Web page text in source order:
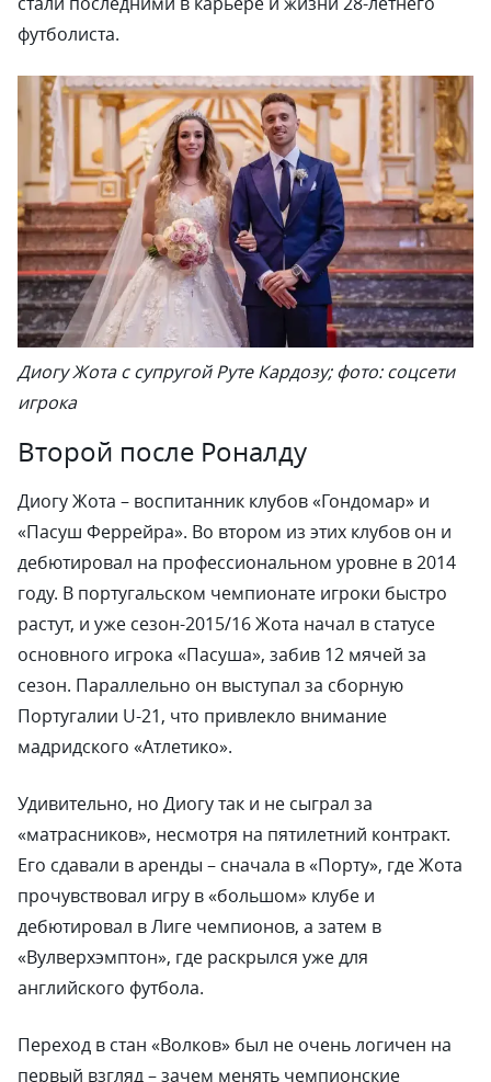
футболиста.
Диогу Жота с супругой Руте Кардозу; фото: соцсети
игрока
Второй после Роналду
Диогу Жота – воспитанник клубов «Гондомар» и
«Пасуш Феррейра». Во втором из этих клубов он и
дебютировал на профессиональном уровне в 2014
году. В португальском чемпионате игроки быстро
растут, и уже сезон-2015/16 Жота начал в статусе
основного игрока «Пасуша», забив 12 мячей за
сезон. Параллельно он выступал за сборную
Португалии U-21, что привлекло внимание
мадридского «Атлетико».
Удивительно, но Диогу так и не сыграл за
«матрасников», несмотря на пятилетний контракт.
Его сдавали в аренды – сначала в «Порту», где Жота
прочувствовал игру в «большом» клубе и
дебютировал в Лиге чемпионов, а затем в
«Вулверхэмптон», где раскрылся уже для
английского футбола.
Переход в стан «Волков» был не очень логичен на
первый взгляд – зачем менять чемпионские